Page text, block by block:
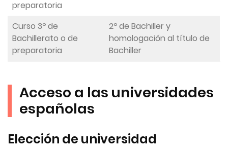
preparatoria
Curso 3º de
Bachillerato o de
preparatoria
2º de Bachiller y
homologación al título de
Bachiller
Acceso a las universidades
españolas
Elección de universidad